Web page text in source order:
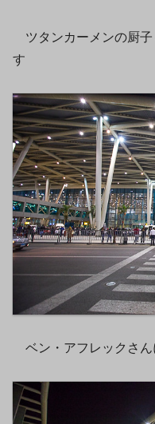
ツタンカーメンの厨
す
ベン・アフレックさ